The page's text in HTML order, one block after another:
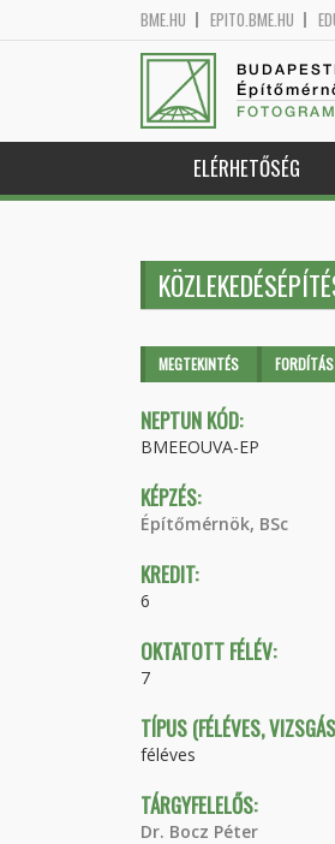
BME.HU EPITO.BME.HU
ELÉRHETŐSÉG
Elsődleges fülek
MEGTEKINTÉS (AKTÍVFORDÍTÁS
NEPTUN KÓD:
BMEEOUVA-EP
KÉPZÉS:
Építőmérnök, BSc
KREDIT:
6
OKTATOTT FÉLÉV:
7
TÍPUS (FÉLÉVES,
féléves
TÁRGYFELELŐS:
Dr. Bocz Péter